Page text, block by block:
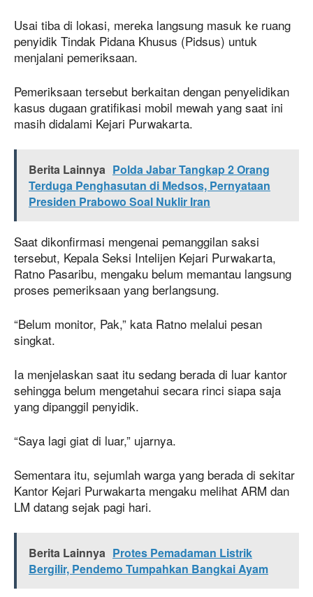
Usai tiba di lokasi, mereka langsung masuk ke ruang
penyidik Tindak Pidana Khusus (Pidsus) untuk
menjalani pemeriksaan.
Pemeriksaan tersebut berkaitan dengan penyelidikan
kasus dugaan gratifikasi mobil mewah yang saat ini
masih didalami Kejari Purwakarta.
Berita Lainnya Polda Jabar Tangkap 2 Orang
Terduga Penghasutan di Medsos, Pernyataan
Presiden Prabowo Soal Nuklir Iran
Saat dikonfirmasi mengenai pemanggilan saksi
tersebut, Kepala Seksi Intelijen Kejari Purwakarta,
Ratno Pasaribu, mengaku belum memantau langsung
proses pemeriksaan yang berlangsung.
“Belum monitor, Pak,” kata Ratno melalui pesan
singkat.
Ia menjelaskan saat itu sedang berada di luar kantor
sehingga belum mengetahui secara rinci siapa saja
yang dipanggil penyidik.
“Saya lagi giat di luar,” ujarnya.
Sementara itu, sejumlah warga yang berada di sekitar
Kantor Kejari Purwakarta mengaku melihat ARM dan
LM datang sejak pagi hari.
Berita Lainnya Protes Pemadaman Listrik
Bergilir, Pendemo Tumpahkan Bangkai Ayam